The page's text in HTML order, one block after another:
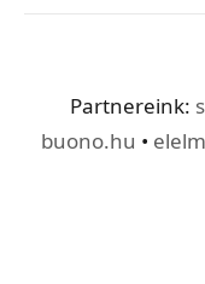
Partnereink:
buono.hu •